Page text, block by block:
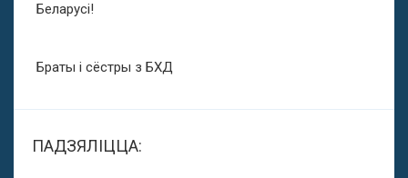
Беларусі!
Браты і сёстры з БХД
ПАДЗЯЛІЦЦА: